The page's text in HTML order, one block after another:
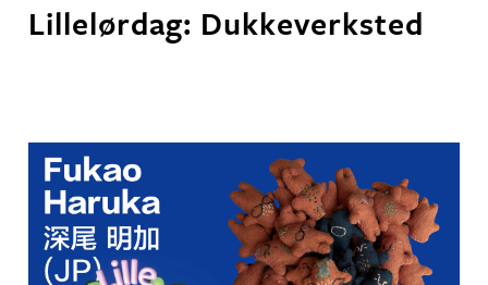
Lillelørdag: Dukkeverksted